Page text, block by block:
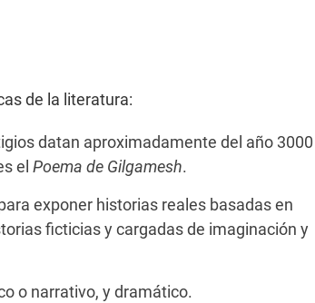
de la literatura:
datan aproximadamente del año 3000
el Poema de Gilgamesh.
exponer historias reales basadas en
ficticias y cargadas de imaginación y
o narrativo, y dramático.